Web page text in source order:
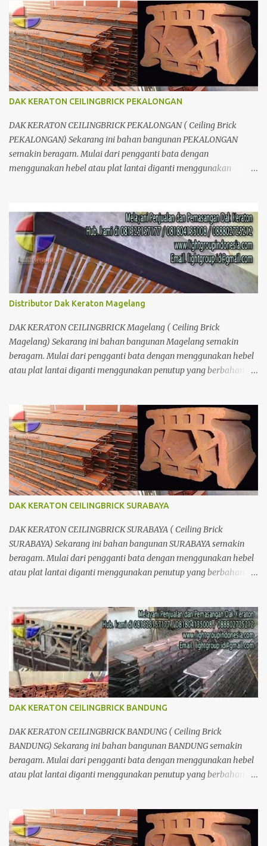
Yogyakarta Solo Surakarta Semarang Brebes Tegal Pemalang
Batang Purwokerto Cilacap Wonosobo Wonogiri Purbalingga
Klaten Salatiga Ambarawa Temanggung Purworejo Banjarnegara
Purbalingga Rembang Grobogan Cepu Kudus Pati Jepara Kendal
dan Jawa Tengah; Telp/SMS/WA 081804135008 / 081325157177
Kelebihan Dak Lantai keraton : 1.Dak keraton Abadi yang dapat
menahan beban hingga 1000kg/m2;kekuatanya relative sama
cepat. 3.Lebih hemat karena penggematan tenaga kerja & waktu.
4.Lebih efesien karena dapat di kerjakan Bersamaan den...
DAK KERATON CEILINGBRICK PEKALONGAN
DAK KERATON CEILINGBRICK PEKALONGAN ( Ceiling Brick
PEKALONGAN) Sekarang ini bahan bangunan PEKALONGAN
semakin beragam. Mulai dari pengganti bata dengan
menggunakan hebel atau plat lantai diganti menggunakan
menggunakan metal.
Distributor Dak Keraton Magelang
DAK KERATON CEILINGBRICK Magelang ( Ceiling Brick
Magelang) Sekarang ini bahan bangunan Magelang semakin
beragam. Mulai dari pengganti bata dengan menggunakan hebel
atau plat lantai diganti menggunakan penutup yang berbahan
DAK KERATON CEILINGBRICK SURABAYA
DAK KERATON CEILINGBRICK SURABAYA ( Ceiling Brick
SURABAYA) Sekarang ini bahan bangunan SURABAYA semakin
beragam. Mulai dari pengganti bata dengan menggunakan hebel
atau plat lantai diganti menggunakan penutup yang berbahan
DAK KERATON CEILINGBRICK BANDUNG
DAK KERATON CEILINGBRICK BANDUNG ( Ceiling Brick
BANDUNG) Sekarang ini bahan bangunan BANDUNG semakin
beragam. Mulai dari pengganti bata dengan menggunakan hebel
atau plat lantai diganti menggunakan penutup yang berbahan